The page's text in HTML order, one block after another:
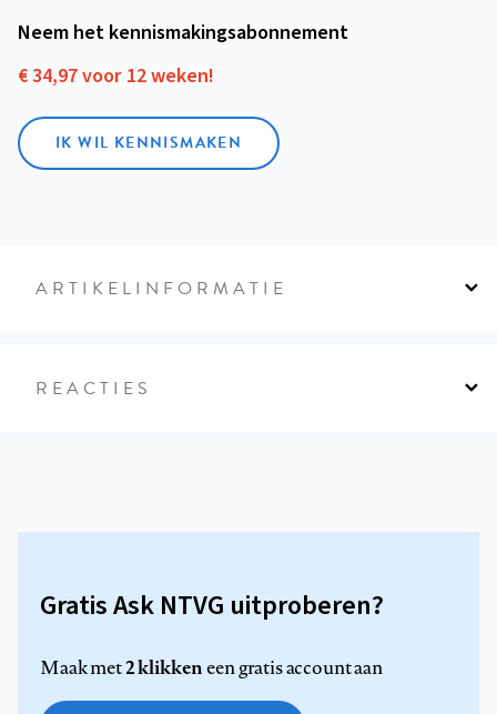
Neem het kennismakings­abonnement
€ 34,97 voor 12 weken!
IK WIL KENNISMAKEN
ARTIKELINFORMATIE
REACTIES
Gratis Ask NTVG uitproberen?
Maak met2 klikkeneen gratis account aan